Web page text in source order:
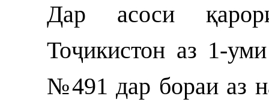
Дар асоси
Тоҷикистон аз 1-
№491 дар бораи аз